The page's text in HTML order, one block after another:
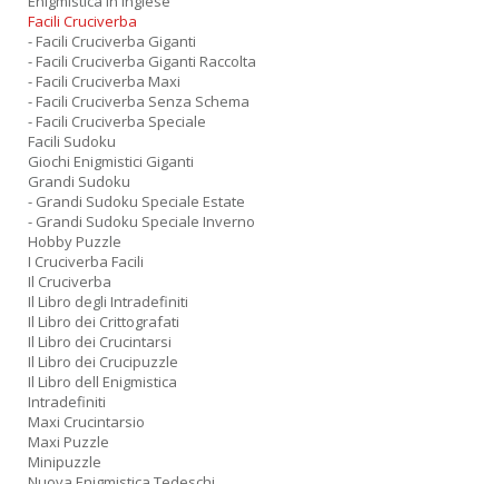
Facili Cruciverba
- Facili Cruciverba Giganti
- Facili Cruciverba Giganti Raccolta
- Facili Cruciverba Maxi
- Facili Cruciverba Senza Schema
- Facili Cruciverba Speciale
Facili Sudoku
Giochi Enigmistici Giganti
Grandi Sudoku
- Grandi Sudoku Speciale Estate
- Grandi Sudoku Speciale Inverno
Hobby Puzzle
I Cruciverba Facili
Il Cruciverba
Il Libro degli Intradefiniti
Il Libro dei Crittografati
Il Libro dei Crucintarsi
Il Libro dei Crucipuzzle
Il Libro dell Enigmistica
Intradefiniti
Maxi Crucintarsio
Maxi Puzzle
Minipuzzle